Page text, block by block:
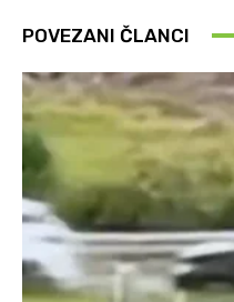
POVEZANI ČLANCI